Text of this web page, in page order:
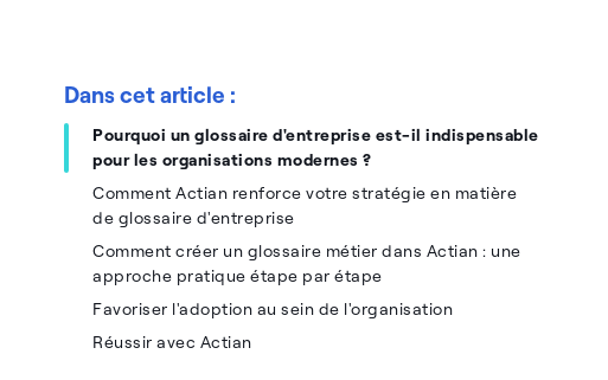
Dans cet article :
Pourquoi un glossaire d'entreprise est-il indispensable
pour les organisations modernes ?
Comment Actian renforce votre stratégie en matière
de glossaire d'entreprise
Comment créer un glossaire métier dans Actian : une
approche pratique étape par étape
Favoriser l'adoption au sein de l'organisation
Réussir avec Actian